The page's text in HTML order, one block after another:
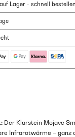
Lager - schnell
Der Klarstein Mojave
Infrarotwärme – ganz